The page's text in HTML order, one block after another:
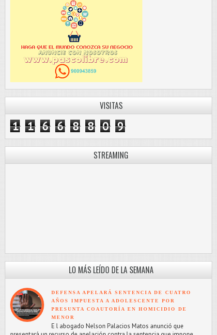
VISITAS
1 1 6 6 8 8 0 9
STREAMING
LO MÁS LEÍDO DE LA SEMANA
DEFENSA APELARÁ SENTENCIA DE CUATRO
AÑOS IMPUESTA A ADOLESCENTE POR
PRESUNTA COAUTORÍA EN HOMICIDIO DE
MENOR
E l abogado Nelson Palacios Matos anunció que